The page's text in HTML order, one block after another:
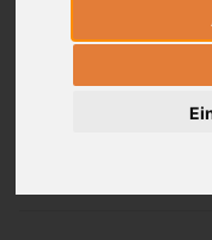
Passwort vergessen /